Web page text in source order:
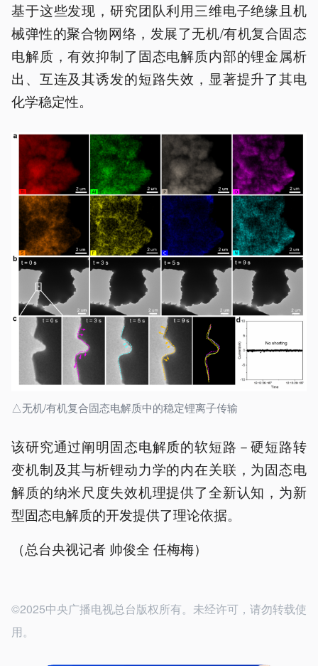
基于这些发现，研究团队利用三维电子绝缘且机
械弹性的聚合物网络，发展了无机/有机复合固态
电解质，有效抑制了固态电解质内部的锂金属析
出、互连及其诱发的短路失效，显著提升了其电
化学稳定性。
△无机/有机复合固态电解质中的稳定锂离子传输
该研究通过阐明固态电解质的软短路－硬短路转
变机制及其与析锂动力学的内在关联，为固态电
解质的纳米尺度失效机理提供了全新认知，为新
型固态电解质的开发提供了理论依据。
（总台央视记者 帅俊全 任梅梅）
©2025中央广播电视总台版权所有。未经许可，请勿转载使
用。